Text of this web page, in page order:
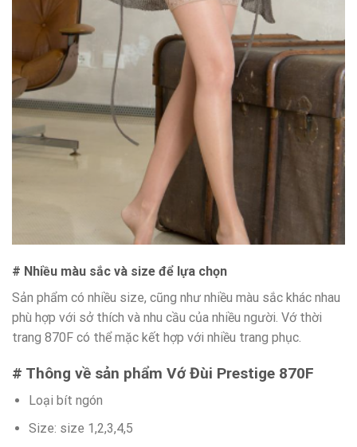
# Nhiều màu sắc và size để lựa chọn
Sản phẩm có nhiều size, cũng như nhiều màu sắc khác nhau
phù hợp với sở thích và nhu cầu của nhiều người. Vớ thời
trang 870F có thể mặc kết hợp với nhiều trang phục.
# Thông về sản phẩm Vớ Đùi Prestige 870F
Loại bít ngón
Size: size 1,2,3,4,5